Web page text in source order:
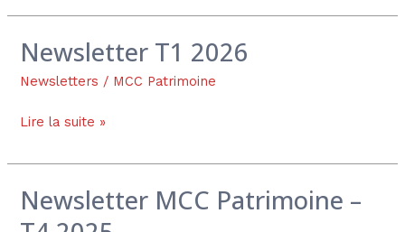
Newsletter T1 2026
Newsletters / MCC Patrimoine
Newsletter
2026
Lire la suite »
Newsletter MCC Patrimoine –
Newsletter